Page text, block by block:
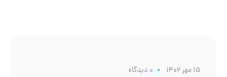
۱۵ مهر ۱۴۰۲
0 دیدگاه